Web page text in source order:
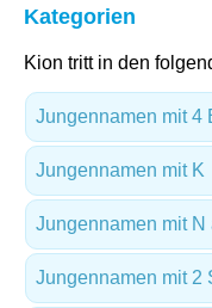
Kategorien
Kion tritt in den
Jungennamen mit 4
Jungennamen mit K
Jungennamen mit N
Jungennamen mit 2